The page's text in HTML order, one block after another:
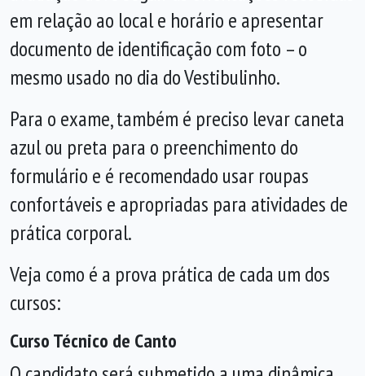
em relação ao local e horário e apresentar
documento de identificação com foto – o
mesmo usado no dia do Vestibulinho.
Para o exame, também é preciso levar caneta
azul ou preta para o preenchimento do
formulário e é recomendado usar roupas
confortáveis e apropriadas para atividades de
prática corporal.
Veja como é a prova prática de cada um dos
cursos:
Curso Técnico de Canto